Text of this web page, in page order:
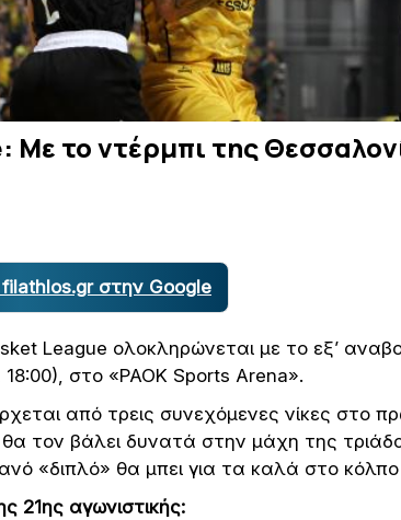
Με το ντέρμπι της
στην Google
League ολοκληρώνεται με το εξ’
στο «PAOK Sports Arena».
από τρεις συνεχόμενες νίκες στο
τον βάλει δυνατά στην μάχη της
«διπλό» θα μπει για τα καλά στο
21ης αγωνιστικής: